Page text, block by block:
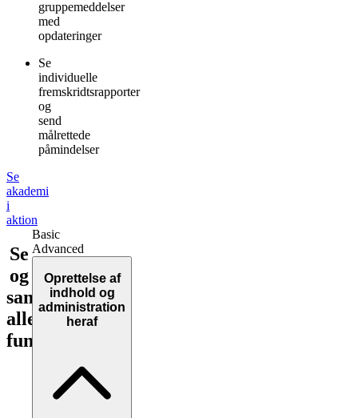
gruppemeddelser
med
opdateringer
Se
individuelle
fremskridtsrapporter
og
send
målrettede
påmindelser
Se
akademi
i
aktion
Se
og
sammenlign
alle
funktioner
Basic
Advanced
Oprettelse af
indhold og
administration
heraf